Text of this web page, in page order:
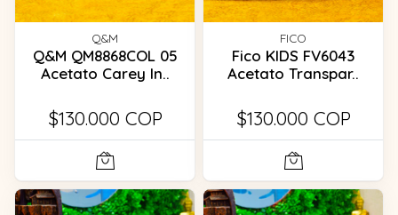
Q&M
Q&M QM8868COL 05
Acetato Carey In..
$130.000 COP
FICO
Fico KIDS FV6043
Acetato Transpar..
$130.000 COP